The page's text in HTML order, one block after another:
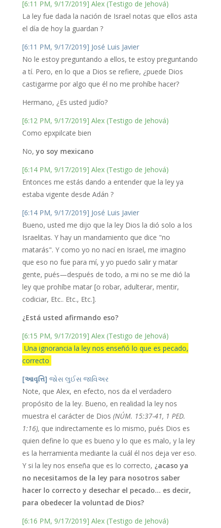
[6:11 PM, 9/17/2019] Alex (Testigo de Jehová)
La ley fue dada la nación de Israel notas que ellos asta
el día de hoy la guardan ?
[6:11 PM, 9/17/2019] José Luis Javier
No le estoy preguntando a ellos, te estoy preguntando
a tí. Pero, en lo que a Dios se refiere, ¿puede Dios
castigarme por algo que él no me prohíbe hacer?
Hermano, ¿Es usted judío?
[6:12 PM, 9/17/2019] Alex (Testigo de Jehová)
Como epxpilcate bien
No, yo soy mexicano
[6:14 PM, 9/17/2019] Alex (Testigo de Jehová)
Entonces me estás dando a entender que la ley ya
estaba vigente desde Adán ?
[6:14 PM, 9/17/2019] José Luis Javier
Bueno, usted me dijo que la ley Dios la dió solo a los
Israelitas. Y hay un mandamiento que dice "no
matarás". Y como yo no nací en Israel, me imagino
que eso no fue para mí, y yo puedo salir y matar
gente, pués—después de todo, a mi no se me dió la
ley que prohíbe matar [o robar, adulterar, mentir,
codiciar, Etc.. Etc., Etc.].
¿Está usted afirmando eso?
[6:15 PM, 9/17/2019] Alex (Testigo de Jehová)
Una ignorancia la ley nos enseñó lo que es pecado,
correcto
[આવૃત્તિ] જોસ લુઈસ જાવિઅર
Note, que Alex, en efecto, nos da el verdadero
propósito de la ley. Bueno, en realidad la ley nos
muestra el carácter de Dios (NÚM. 15:37-41, 1 PED.
1:16), que indirectamente es lo mismo, pués Dios es
quien define lo que es bueno y lo que es malo, y la ley
es la herramienta mediante la cuál él nos deja ver eso.
Y si la ley nos enseña que es lo correcto, ¿acaso ya
no necesitamos de la ley para nosotros saber
hacer lo correcto y desechar el pecado… es decir,
para obedecer la voluntad de Dios?
[6:16 PM, 9/17/2019] Alex (Testigo de Jehová)